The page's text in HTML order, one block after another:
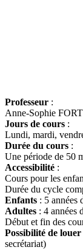
Professeur :
Anne-Sophie
Jours de cours :
Lundi, mardi,
Durée du cours :
Une période de 50
Accessibilité :
Cours pour les
Durée du cycle
Enfants : 5 années
Adultes : 4 années
Début et fin des
Possibilité de
secrétariat)